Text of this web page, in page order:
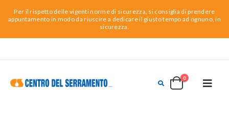
Per il rispetto delle vigenti norme di sicurezza, si consiglia di prendere
appuntamento in modo da riuscire a dedicare il giusto tempo ad ognuno, in
sicurezza.
0